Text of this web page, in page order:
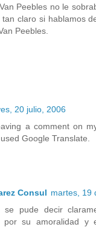
Peebles no le
claro si hablamos
Peebles.
20 julio, 2006
a comment on
Google Translate.
Consul martes, 19
se pude decir
por su amoralidad